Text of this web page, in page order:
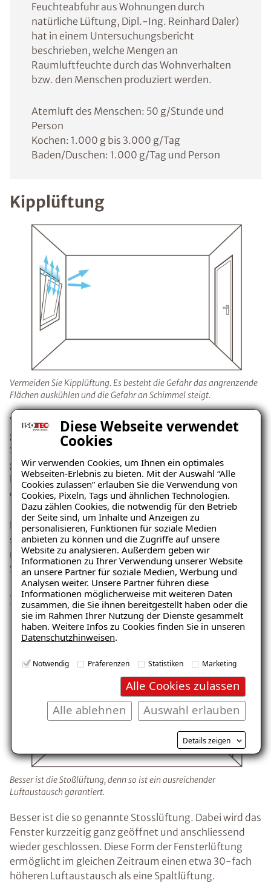
Diese Webseite verwendet
Cookies
Wir verwenden Cookies, um Ihnen ein optimales
Webseiten-Erlebnis zu bieten. Mit der Auswahl “Alle
Cookies zulassen” erlauben Sie die Verwendung von
Cookies, Pixeln, Tags und ähnlichen Technologien.
Dazu zählen Cookies, die notwendig für den Betrieb
der Seite sind, um Inhalte und Anzeigen zu
personalisieren, Funktionen für soziale Medien
anbieten zu können und die Zugriffe auf unsere
Website zu analysieren. Außerdem geben wir
Informationen zu Ihrer Verwendung unserer Website
an unsere Partner für soziale Medien, Werbung und
Analysen weiter. Unsere Partner führen diese
Informationen möglicherweise mit weiteren Daten
zusammen, die Sie ihnen bereitgestellt haben oder die
sie im Rahmen Ihrer Nutzung der Dienste gesammelt
haben. Weitere Infos zu Cookies finden Sie in unseren
Datenschutzhinweisen.
Notwendig Präferenzen Statistiken Marketing
Alle Cookies zulassen
Auswahl erlauben
Alle ablehnen
Details zeigen
Feuchteabfuhr aus Wohnungen durch
natürliche Lüftung, Dipl.-Ing. Reinhard Daler)
hat in einem Untersuchungsbericht
beschrieben, welche Mengen an
Raumluftfeuchte durch das Wohnverhalten
bzw. den Menschen produziert werden.
Atemluft des Menschen: 50 g/Stunde und
Person
Kochen: 1.000 g bis 3.000 g/Tag
Baden/Duschen: 1.000 g/Tag und Person
Kipplüftung
Vermeiden Sie Kipplüftung. Es besteht die Gefahr das angrenzende
Flächen auskühlen und die Gefahr an Schimmel steigt.
Viele Menschen denken, es reiche aus, die Fenster den
ganzen Tag gekippt zu halten (Kipplüftung oder
Spaltlüftung). Dies hat aber gravierende Nachteile: Bei
geringen Aussenlufttemperaturen kühlt der gesamte
Raum und vor allem verstärkt die Wandbereiche, die an
das gekippte Fenster angrenzen, aus.
Dauerhafte Spaltlüftung kann in den Wintermonaten
sogar dazu führen, dass aufgrund der reduzierten
raumseitigen Wandoberflächentemperaturen
Schimmelbefall in der Nähe des Fensters einsetzt.
Stosslüftung
Besser ist die Stoßlüftung, denn so ist ein ausreichender
Luftaustausch garantiert.
Besser ist die so genannte Stosslüftung. Dabei wird das
Fenster kurzzeitig ganz geöffnet und anschliessend
wieder geschlossen. Diese Form der Fensterlüftung
ermöglicht im gleichen Zeitraum einen etwa 30-fach
höheren Luftaustausch als eine Spaltlüftung.
Ratgeber „Schimmel“
– jetzt kostenlos erhalten!
E-Mail eingeben
Kostenlosen Ratgeber anfordern
Voraussetzung für den Erhalt des kostenfreien
Ratgebers ist die Anmeldung zu unserem Newsletter.